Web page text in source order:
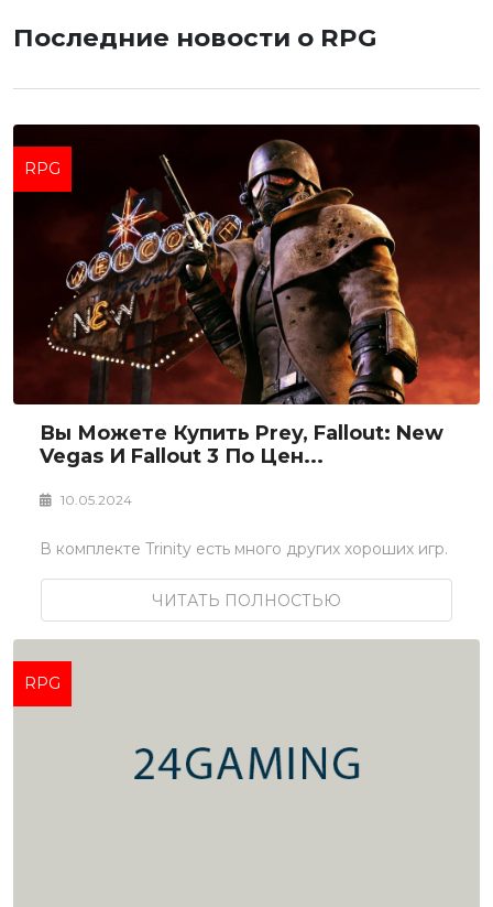
Последние новости о RPG
RPG
Вы Можете Купить Prey, Fallout: New
Vegas И Fallout 3 По Цен...
10.05.2024
В комплекте Trinity есть много других хороших игр.
ЧИТАТЬ ПОЛНОСТЬЮ
RPG